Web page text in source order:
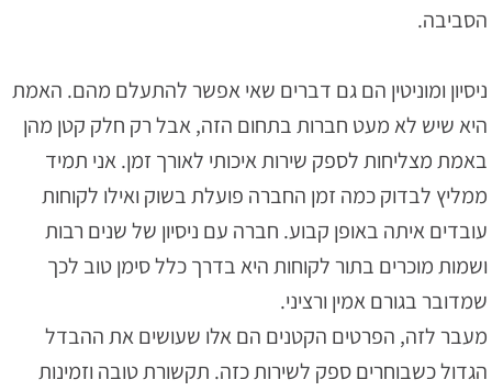
הסביבה.
ניסיון ומוניטין הם גם דברים שאי אפשר להתעלם מהם. האמת
היא שיש לא מעט חברות בתחום הזה, אבל רק חלק קטן מהן
באמת מצליחות לספק שירות איכותי לאורך זמן. אני תמיד
ממליץ לבדוק כמה זמן החברה פועלת בשוק ואילו לקוחות
עובדים איתה באופן קבוע. חברה עם ניסיון של שנים רבות
ושמות מוכרים בתור לקוחות היא בדרך כלל סימן טוב לכך
שמדובר בגורם אמין ורציני.
מעבר לזה, הפרטים הקטנים הם אלו שעושים את ההבדל
הגדול כשבוחרים ספק לשירות כזה. תקשורת טובה וזמינות